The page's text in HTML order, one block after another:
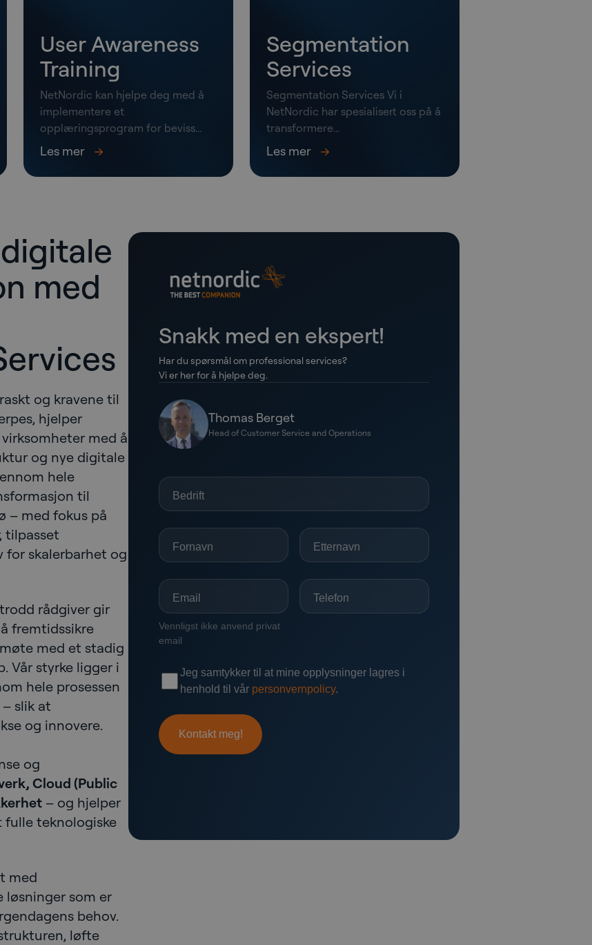
User Awareness
Training
NetNordic kan hjelpe deg med å
implementere et
opplæringsprogram for beviss...
Les mer
Segmentation
Services
Segmentation Services Vi i
NetNordic har spesialisert oss på å
transformere...
Les mer
med
og kravene til
hjelper
med å
og nye digitale
hele
til
– med fokus på
tilpasset
for skalerbarhet og
rådgiver gir
fremtidssikre
med et stadig
Vår styrke ligger i
hele prosessen
slik at
og innovere.
og
Cloud (Public
– og hjelper
fulle teknologiske
med
løsninger som er
behov.
løfte
Snakk med en ekspert!
Har du spørsmål om professional services?
Vi er her for å hjelpe deg.
Thomas Berget
Head of Customer Service and Operations